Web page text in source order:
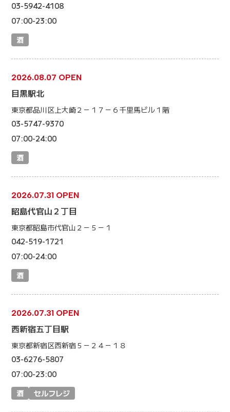
03-5942-4108
07:00-23:00
酒
2026.08.07 OPEN
目黒駅北
東京都品川区上大崎２－１７－６千里馬ビル１階
03-5747-9370
07:00-24:00
酒
2026.07.31 OPEN
昭島代官山２丁目
東京都昭島市代官山２－５－１
042-519-1721
07:00-24:00
酒
2026.07.31 OPEN
西新宿五丁目駅
東京都新宿区西新宿５－２４－１８
03-6276-5807
07:00-23:00
酒
セルフレジ